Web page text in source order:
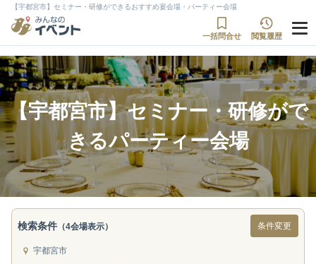
【宇都宮市】セミナー・研修ができるおすすめ宴会場・パーティー会場
一括問合せ 閲覧履歴
【宇都宮市】セミナー・研修がで
きるパーティー会場
検索条件 （4会場表示） 条件変更
宇都宮市